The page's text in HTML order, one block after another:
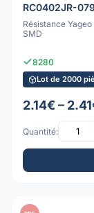
RC0402JR-
Résistance
SMD
8280
Lot de 2000
2.14€ –
Quantité: